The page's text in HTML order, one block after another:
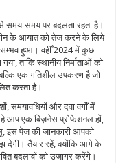
पर बदलता रहता है।
के आयात को तेज करने के लिये
सम्भव हुआ। वहीँ 2024 में कुछ
ताकि स्थानीय निर्माताओं को
एक गतिशील उपकरण है जो
करता है।
समयावधियों और दवा वर्गों में
आप एक बिज़नेस प्रोफेशनल हों,
इस पेज की जानकारी आपको
तैयार रहें, क्योंकि आगे के
बदलावों को उजागर करेंगे।